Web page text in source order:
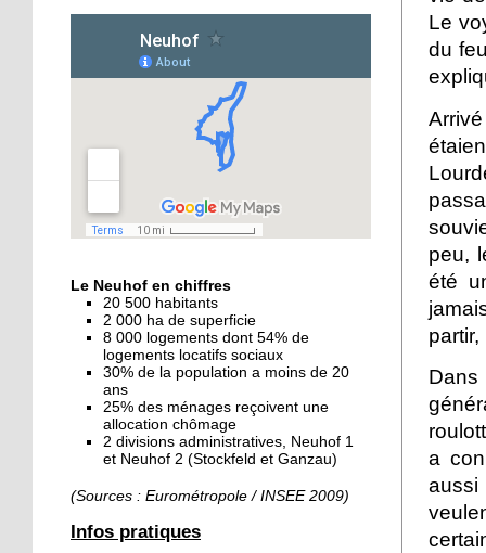
Jouer à Fifa à la
médiathèque
16 octobre 2018
«Chacun me propose un
autofinancement là, ce
qui vous vient !»
16 octobre 2018
ciel ouvert »
16 octobre 2018
Un vécu de poids
15 octobre 2018
Difracto : devenir un pro
avec Django
Le Neuhof en chiffres
20 500 habitants
2 000 ha de superficie
8 000 logements dont 54% de
logements locatifs sociaux
30% de la population a moins de 20
ans
25% des ménages reçoivent une
allocation chômage
2 divisions administratives, Neuhof 1
et Neuhof 2 (Stockfeld et Ganzau)
(Sources : Eurométropole / INSEE 2009)
Infos pratiques
Le
du
peu,
été
a
aussi